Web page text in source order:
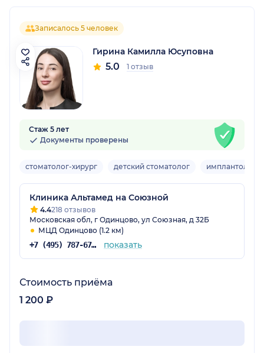
Записалось 5 человек
Гирина Камилла Юсуповна
5.0 1 отзыв
Стаж 5 лет
Документы проверены
стоматолог-хирург детский стоматолог имплантолог
Клиника Альтамед на Союзной
4.4218 отзывов
Московская обл, г Одинцово, ул Союзная, д 32Б
МЦД Одинцово (1.2 км)
+7 (495) 787-67-37 показать
Стоимость приёма
1 200 ₽